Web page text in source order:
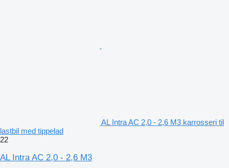
AL Intra AC 2,0 - 2,6 M3 karrosseri til
lastbil med tippelad
22
AL Intra AC 2,0 - 2,6 M3